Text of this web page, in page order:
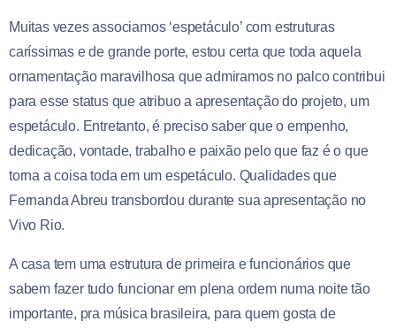
Muitas vezes associamos ‘espetáculo’ com estruturas
caríssimas e de grande porte, estou certa que toda aquela
ornamentação maravilhosa que admiramos no palco contribui
para esse status que atribuo a apresentação do projeto, um
espetáculo. Entretanto, é preciso saber que o empenho,
dedicação, vontade, trabalho e paixão pelo que faz é o que
torna a coisa toda em um espetáculo. Qualidades que
Fernanda Abreu transbordou durante sua apresentação no
Vivo Rio.
A casa tem uma estrutura de primeira e funcionários que
sabem fazer tudo funcionar em plena ordem numa noite tão
importante, pra música brasileira, para quem gosta de